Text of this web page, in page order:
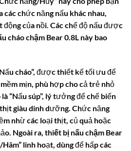
các chức năng nấu khác nhau,
của nồi. Các chế độ nấu được
cháo chậm Bear 0.8L này bao
cháo”, được thiết kế tối ưu để
mịn, phù hợp cho cả trẻ nhỏ
“Nấu súp”, lý tưởng để chế biến
giàu dinh dưỡng. Chức năng
nhừ các loại thịt, củ quả hoặc
Ngoài ra, thiết bị nấu chậm Bear
linh hoạt, dùng để hấp các